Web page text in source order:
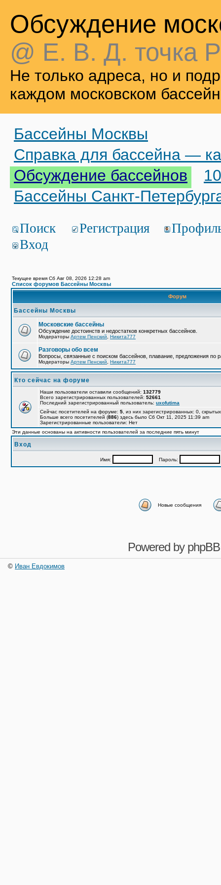
Обсуждение
@ Е. В. Д. точка
Не только адреса, но и
каждом московском
Бассейны Москвы
Справка для бассейна —
Обсуждение бассейнов
Бассейны Санкт-
Поиск Регистрация
Вход
Текущее время Сб Авг 08, 2026 12:28 am
Список форумов Бассейны Москвы
Форум
Бассейны Москвы
Московские бассейны
Обсуждение достоинств и недостатков конкретных бассейнов.
Модераторы Артем Пенский Никита777
Разговоры обо всем
Вопросы, связанные с поиском бассейнов, плавание, предложения по
Модераторы Артем Пенский Никита777
Кто сейчас на форуме
Наши пользователи оставили сообщений: 132779
Всего зарегистрированных пользователей: 52661
Последний зарегистрированный пользователь: uxofutima
Сейчас посетителей на форуме: 5 , из них зарегистрированных: 0,
Больше всего посетителей (886) здесь было Сб Окт 11, 2025 11:39 am
Зарегистрированные пользователи: Нет
Эти данные основаны на активности пользователей за последние пять минут
Вход
Имя: Пароль:
Новые сообщения
Powered by phpBB
© Иван Евдокимов